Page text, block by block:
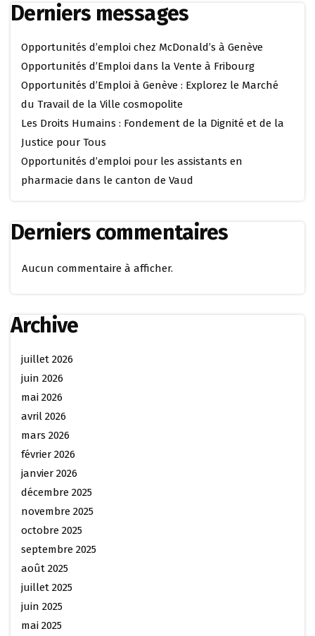
Derniers messages
Opportunités d’emploi chez McDonald’s à Genève
Opportunités d’Emploi dans la Vente à Fribourg
Opportunités d’Emploi à Genève : Explorez le Marché
du Travail de la Ville cosmopolite
Les Droits Humains : Fondement de la Dignité et de la
Justice pour Tous
Opportunités d’emploi pour les assistants en
pharmacie dans le canton de Vaud
Derniers commentaires
Aucun commentaire à afficher.
Archive
juillet 2026
juin 2026
mai 2026
avril 2026
mars 2026
février 2026
janvier 2026
décembre 2025
novembre 2025
octobre 2025
septembre 2025
août 2025
juillet 2025
juin 2025
mai 2025